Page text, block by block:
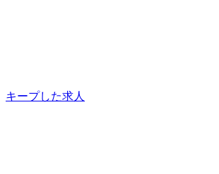
キープした求人